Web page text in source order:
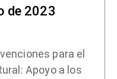
de 2023
para el
Apoyo a los